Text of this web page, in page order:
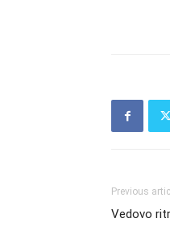
Previous
Vedovo